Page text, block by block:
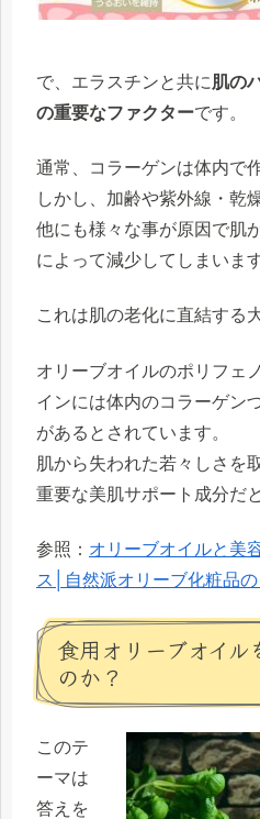
で、 エラスチンと共に肌の
の重要なファクターです。
通常、コラーゲンは体内で
しかし、加齢や紫外線・乾
他にも様々な事が原因で肌
によって減少してしまいます
これは肌の老化に直結する
オリーブオイルのポリフェ
インには体内のコラーゲン
があるとされています。
肌から失われた若々しさを
重要な美肌サポート成分だ
参照： オリーブオイルと美
ス│自然派オリーブ化粧品
食用オリーブオイ
のか？
このテ
ーマは
答えを